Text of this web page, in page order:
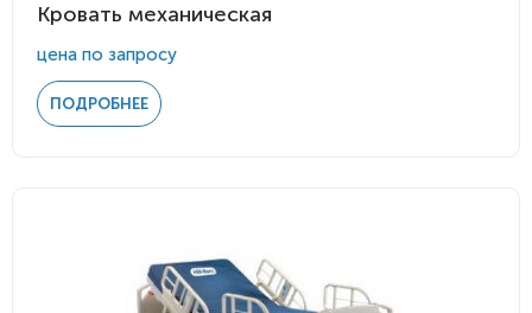
Кровать механическая
цена по запросу
ПОДРОБНЕЕ